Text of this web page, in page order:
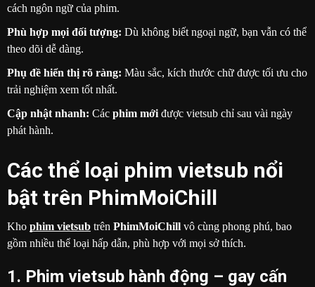
cách ngôn ngữ của phim.
Phù hợp mọi đối tượng: Dù không biết ngoại ngữ, bạn vẫn có thể
theo dõi dễ dàng.
Phụ đề hiển thị rõ ràng: Màu sắc, kích thước chữ được tối ưu cho
trải nghiệm xem tốt nhất.
Cập nhật nhanh: Các phim mới được vietsub chỉ sau vài ngày
phát hành.
Các thể loại phim vietsub nổi
bật trên PhimMoiChill
Kho phim vietsub trên PhimMoiChill vô cùng phong phú, bao
gồm nhiều thể loại hấp dẫn, phù hợp với mọi sở thích.
1. Phim vietsub hành động – gay cấn